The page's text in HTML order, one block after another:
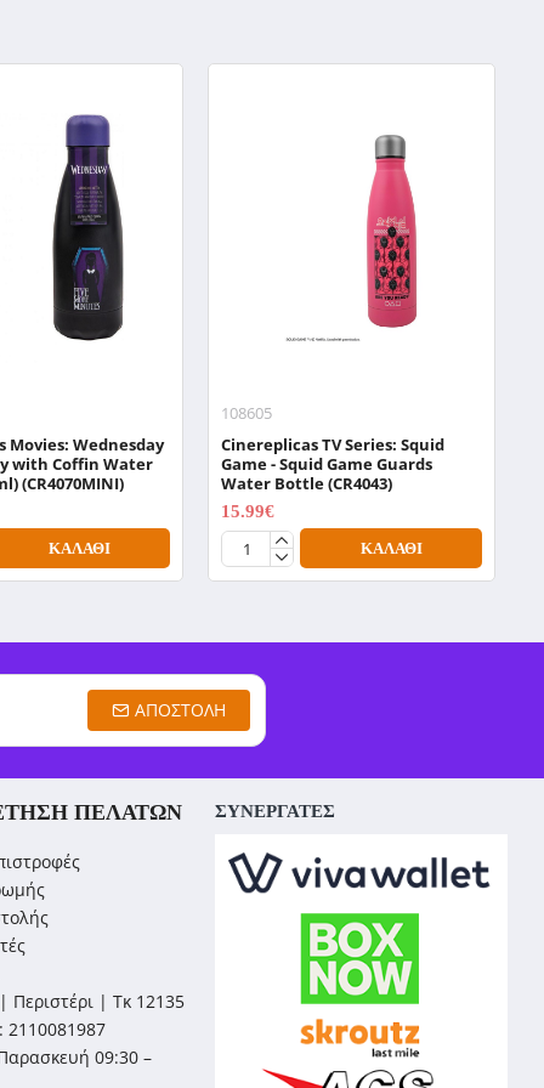
Movies: Wednesday
with Coffin Water
(CR4070MINI)
ΚΑΛΆΘΙ
108605
Cinereplicas TV Series: Squid
Game - Squid Game Guards
Water Bottle (CR4043)
15.99€
ΚΑΛΆΘΙ
ΑΠΟΣΤΟΛΉ
ΠΕΛΑΤΏΝ
Περιστέρι | Τκ 12135
2110081987
09:30 –
ΣΥΝΕΡΓΑΤΕΣ